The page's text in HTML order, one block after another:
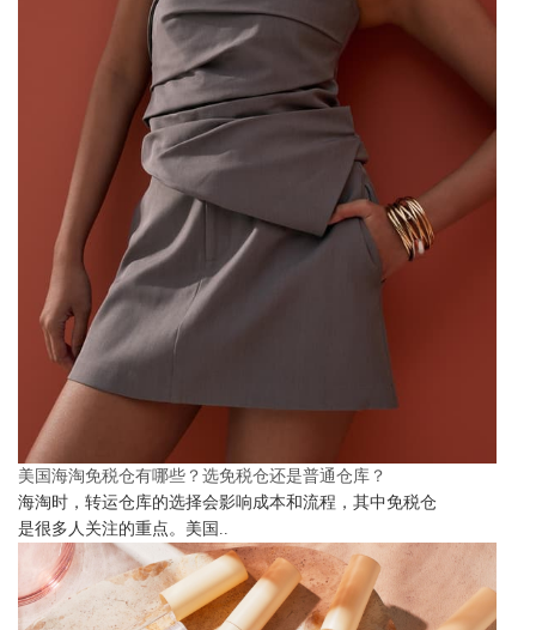
美国海淘免税仓有哪些？选免税仓还是普通仓库？
海淘时，转运仓库的选择会影响成本和流程，其中免税仓
是很多人关注的重点。美国..